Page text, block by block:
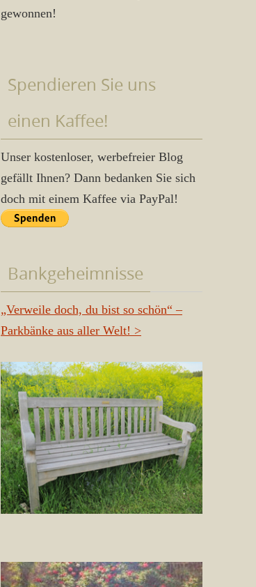
gewonnen!
Spendieren Sie uns
einen Kaffee!
Unser kostenloser, werbefreier Blog
gefällt Ihnen? Dann bedanken Sie sich
doch mit einem Kaffee via PayPal!
Bankgeheimnisse
„Verweile doch, du bist so schön“ –
Parkbänke aus aller Welt! >